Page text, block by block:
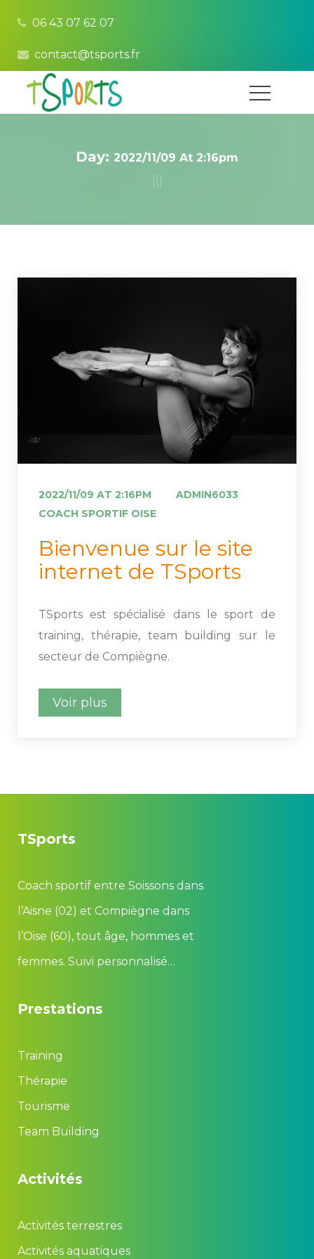
06 43 07 62 07
contact@tsports.fr
Day: 2022/11/09 At 2:16pm
2022/11/09 AT 2:16PM
ADMIN6033
COACH SPORTIF OISE
Bienvenue sur le site
internet de TSports
TSports est spécialisé dans le sport de
training, thérapie, team building sur le
ecteur de Compiègne.
Voir plu
TSport
Coach sportif entre Soissons dan
l’Aisne (02) et Compiègne dan
l’Oise (60), tout âge, hommes et
femmes. Suivi personnalisé…
Prestation
Training
Thérapie
Tourisme
Team Building
Activité
Activités terrestre
Activités aquatique